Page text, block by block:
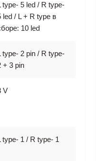
type- 5 led / R type-
led / L + R type в
10 led
type- 2 pin / R type-
+ 3 pin
V
type- 1 / R type- 1